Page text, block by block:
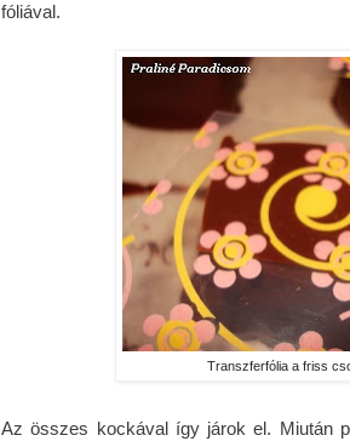
fóliával.
Transzferfólia a friss
Az összes kockával így járok el. Miután